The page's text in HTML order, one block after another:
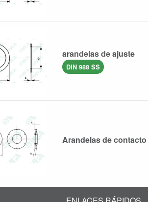
arandelas de ajuste
DIN 988 SS
Arandelas de